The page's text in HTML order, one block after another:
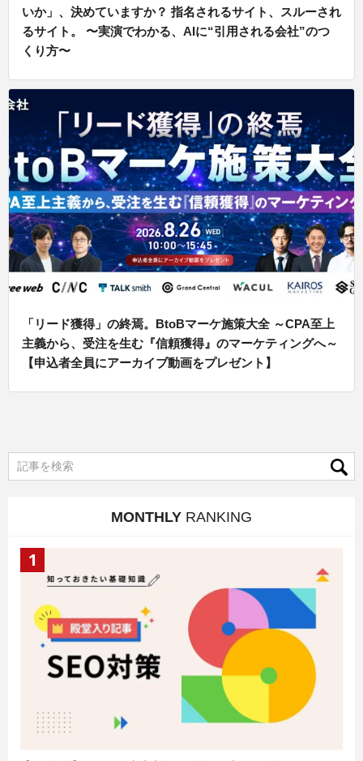
いか」、決めていますか？ 指名されるサイト、スルーされ
るサイト。 〜実演でわかる、AIに“引用される会社”のつ
くり方〜
「リード獲得」の終焉。BtoBマーケ施策大全 ～CPA至上
主義から、受注を生む『信頼獲得』のマーケティングへ～
【申込者全員にアーカイブ動画をプレゼント】
MONTHLY RANKING